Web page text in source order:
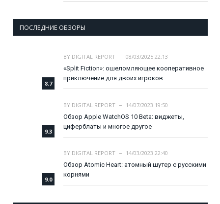
ПОСЛЕДНИЕ ОБЗОРЫ
8.7
BY DIGITAL REPORT
08/03/2025 22:13
«Split Fiction»: ошеломляющее кооперативное
приключение для двоих игроков
9.3
BY DIGITAL REPORT
14/07/2023 19:50
Обзор Apple WatchOS 10 Beta: виджеты,
циферблаты и многое другое
9.0
BY DIGITAL REPORT
14/03/2023 22:40
Обзор Atomic Heart: атомный шутер с русскими
корнями